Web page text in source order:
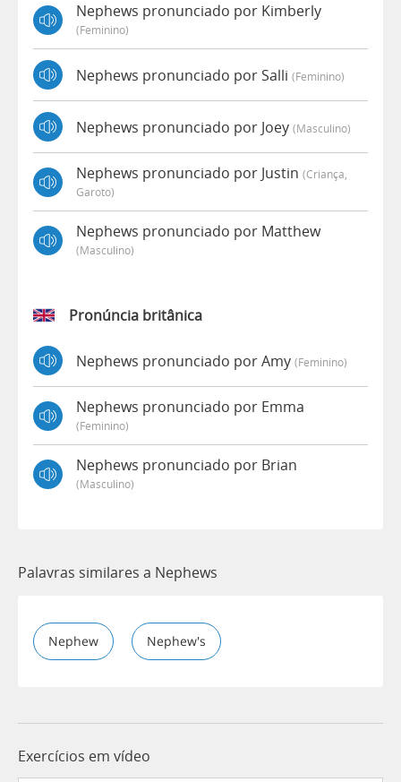
Nephews pronunciado por Kimberly
(feminino)
Nephews pronunciado por Salli (feminino)
Nephews pronunciado por Joey (masculino)
Nephews pronunciado por Justin (criança,
Garoto)
Nephews pronunciado por Matthew
(masculino)
Pronúncia britânica
Nephews pronunciado por Amy (feminino)
Nephews pronunciado por Emma
(feminino)
Nephews pronunciado por Brian
(masculino)
Palavras similares a Nephews
Nephew Nephew's
Exercícios em vídeo